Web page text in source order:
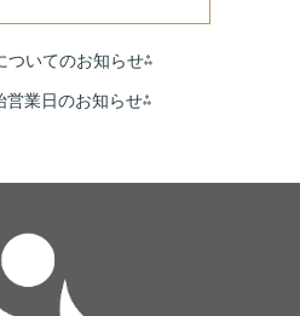
ついてのお知らせ⁂
業日のお知らせ⁂